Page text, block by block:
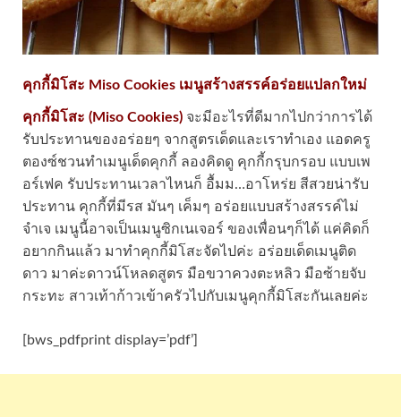
คุกกี้มิโสะ Miso Cookies เมนูสร้างสรรค์อร่อยแปลกใหม่
คุกกี้มิโสะ (Miso Cookies) จะมีอะไรที่ดีมากไปกว่าการได้
รับประทานของอร่อยๆ จากสูตรเด็ดและเราทำเอง แอดครู
ตองซ์ชวนทำเมนูเด็ดคุกกี้ ลองคิดดู คุกกี้กรุบกรอบ แบบเพ
อร์เฟค รับประทานเวลาไหนก็ อื้มม…อาโหร่ย สีสวยน่ารับ
ประทาน คุกกี้ที่มีรส มันๆ เค็มๆ อร่อยแบบสร้างสรรค์ไม่
จำเจ เมนูนี้อาจเป็นเมนูซิกเนเจอร์ ของเพื่อนๆก็ได้ แค่คิดก็
อยากกินแล้ว มาทำคุกกี้มิโสะจัดไปค่ะ อร่อยเด็ดเมนูติด
ดาว มาค่ะดาวน์โหลดสูตร มือขวาควงตะหลิว มือซ้ายจับ
กระทะ สาวเท้าก้าวเข้าครัวไปกับเมนูคุกกี้มิโสะกันเลยค่ะ
[bws_pdfprint display=’pdf’]